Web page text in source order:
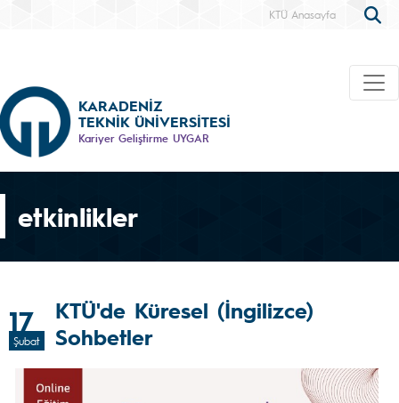
KTÜ Anasayfa
KARADENİZ
TEKNİK ÜNİVERSİTESİ
Kariyer Geliştirme UYGAR
etkinlikler
17
Şubat
KTÜ'de Küresel (İngilizce)
Sohbetler